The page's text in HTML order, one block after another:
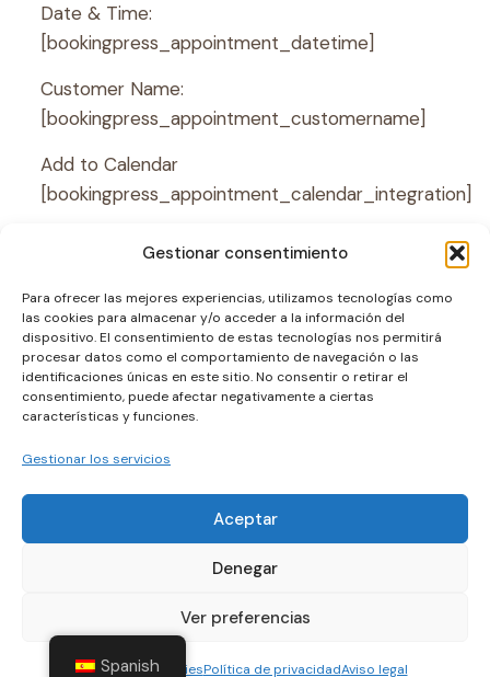
Gestionar consentimiento
Para ofrecer las mejores experiencias, utilizamos tecnologías como
las cookies para almacenar y/o acceder a la información del
dispositivo. El consentimiento de estas tecnologías nos permitirá
procesar datos como el comportamiento de navegación o las
identificaciones únicas en este sitio. No consentir o retirar el
consentimiento, puede afectar negativamente a ciertas
características y funciones.
Gestionar los servicios
Aceptar
Denegar
Ver preferencias
Política de cookiesPolítica de privacidadAviso legal
Date & Time:
[bookingpress_appointment_datetime]
Customer Name:
[bookingpress_appointment_customername]
Add to Calendar
[bookingpress_appointment_calendar_integration]
© 2026 catalinacalafat.com. Todos los derechos
reservados.
Spanish